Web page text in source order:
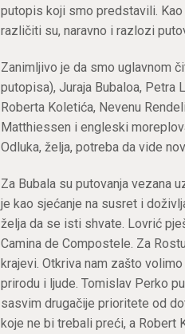
putopis koji smo predstavili.
različiti su, naravno i razlozi
Zanimljivo je da smo uglavnom
putopisa), Juraja Bubaloa, Petra
Roberta Koletića, Nevenu
Matthiessen i engleski
Odluka, želja, potreba da vide
Za Bubala su putovanja vezana
je kao sjećanje na susret i
želja da se isti shvate. Lovrić
Camina de Compostele. Za
krajevi. Otkriva nam zašto
prirodu i ljude. Tomislav Perko
sasvim drugačije prioritete od
koje ne bi trebali preći, a Robert